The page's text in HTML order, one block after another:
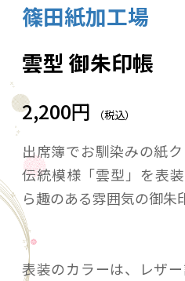
篠田紙加工場
雲型 御朱印帳
2,200円 （税込）
出席簿でお馴染みの紙
伝統模様「雲型」を表
ら趣のある雰囲気の御
表装のカラーは、レザ